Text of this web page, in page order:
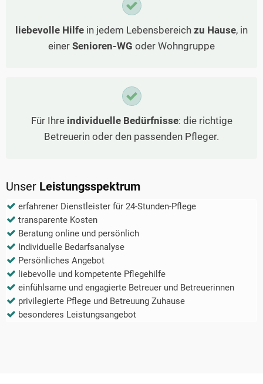
liebevolle Hilfe in jedem Lebensbereich zu Hause, in
einer Senioren-WG oder Wohngruppe
Für Ihre individuelle Bedürfnisse: die richtige
Betreuerin oder den passenden Pfleger.
Unser Leistungsspektrum
erfahrener Dienstleister für 24-Stunden-Pflege
transparente Kosten
Beratung online und persönlich
Individuelle Bedarfsanalyse
Persönliches Angebot
liebevolle und kompetente Pflegehilfe
einfühlsame und engagierte Betreuer und Betreuerinnen
privilegierte Pflege und Betreuung Zuhause
besonderes Leistungsangebot